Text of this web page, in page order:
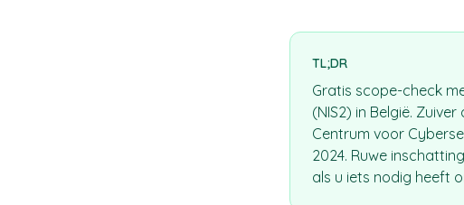
TL;DR
Gratis scope-check
(NIS2) in België.
Centrum voor
2024. Ruwe
als u iets nodig heeft